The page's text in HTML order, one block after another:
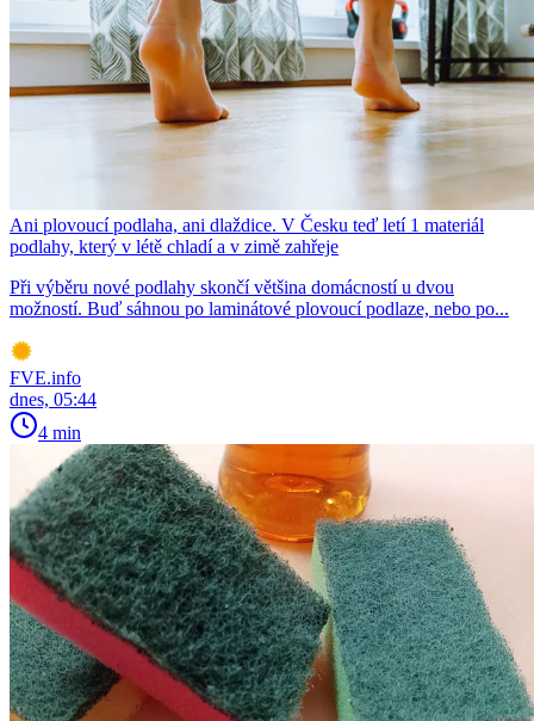
Ani plovoucí podlaha, ani dlaždice. V Česku teď letí 1 materiál
podlahy, který v létě chladí a v zimě zahřeje
Při výběru nové podlahy skončí většina domácností u dvou
možností. Buď sáhnou po laminátové plovoucí podlaze, nebo po...
FVE.info
dnes, 05:44
4 min